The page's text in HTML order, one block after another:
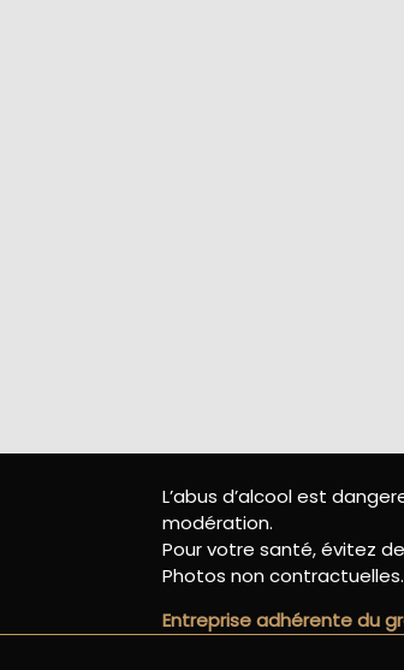
L’abus d’alcool est
modération.
Pour votre santé, évitez
Photos non contractuelles.
Entreprise adhérente du